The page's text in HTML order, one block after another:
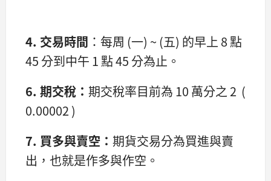
4. 交易時間 ：每周 (一) ~ (五) 的早上 8 點
45 分到中午 1 點 45 分為止。
6. 期交稅： 期交稅率目前為 10 萬分之 2 (
0.00002 )
7. 買多與賣空： 期貨交易分為買進與賣
出，也就是作多與作空。